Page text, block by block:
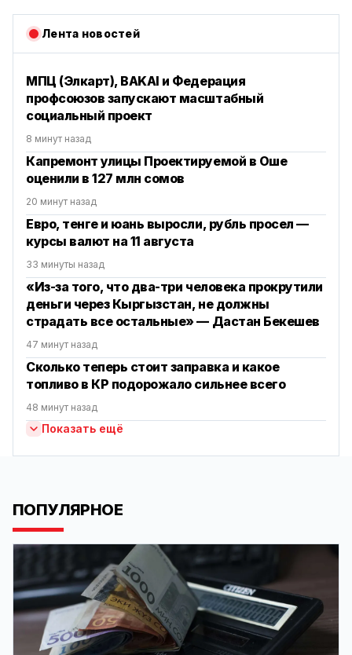
Лента новостей
МПЦ (Элкарт), BAKAI и Федерация
профсоюзов запускают масштабный
социальный проект
8 минут назад
Капремонт улицы Проектируемой в Оше
оценили в 127 млн сомов
20 минут назад
Евро, тенге и юань выросли, рубль просел —
курсы валют на 11 августа
33 минуты назад
«Из-за того, что два-три человека прокрутили
деньги через Кыргызстан, не должны
страдать все остальные» — Дастан Бекешев
47 минут назад
Сколько теперь стоит заправка и какое
топливо в КР подорожало сильнее всего
48 минут назад
Показать ещё
ПОПУЛЯРНОЕ